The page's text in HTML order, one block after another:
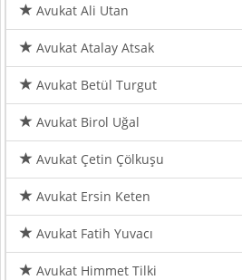
Avukat Ali Utan
Avukat Atalay Atsak
Avukat Betül Turgut
Avukat Birol Uğal
Avukat Çetin Çölkuşu
Avukat Ersin Keten
Avukat Fatih Yuvacı
Avukat Himmet Tilki